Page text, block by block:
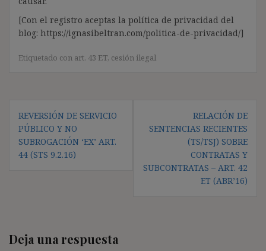
[Con el registro aceptas la política de privacidad del
blog: https://ignasibeltran.com/politica-de-privacidad/]
Etiquetado con art. 43 ET, cesión ilegal
Navegación
de
entradas
REVERSIÓN DE SERVICIO
PÚBLICO Y NO
SUBROGACIÓN ‘EX’ ART.
44 (STS 9.2.16)
RELACIÓN DE
SENTENCIAS RECIENTES
(TS/TSJ) SOBRE
CONTRATAS Y
SUBCONTRATAS – ART. 42
ET (ABR’16)
Deja una respuesta